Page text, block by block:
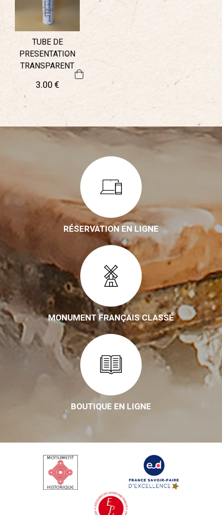
TUBE DE
PRESENTATION
TRANSPARENT
3.00€
RÉSERVATION EN LIGNE
MONUMENT FRANÇAIS CLASSÉ
BOUTIQUE EN LIGNE